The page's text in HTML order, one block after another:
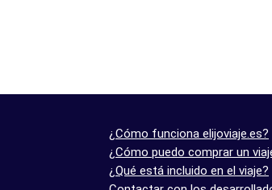
¿Cómo funciona elijoviaje.es?
¿Cómo puedo comprar un
¿Qué está incluido en el viaje?